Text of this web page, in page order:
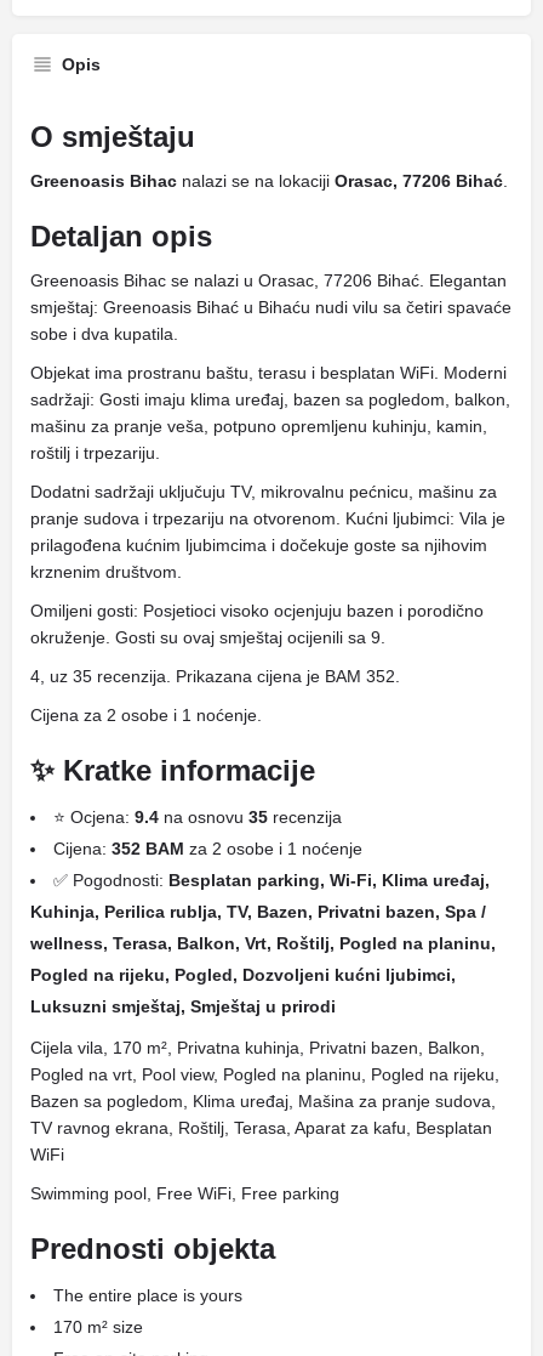
Opis
O smještaju
Greenoasis Bihac nalazi se na lokaciji Orasac, 77206 Bihać
Detaljan opis
Greenoasis Bihac se nalazi u Orasac, 77206 Bihać. Elegantan
smještaj: Greenoasis Bihać u Bihaću nudi vilu sa četiri spavaće
sobe i dva kupatila.
Objekat ima prostranu baštu, terasu i besplatan WiFi. Moderni
sadržaji: Gosti imaju klima uređaj, bazen sa pogledom, balkon,
mašinu za pranje veša, potpuno opremljenu kuhinju, kamin,
roštilj i trpezariju.
Dodatni sadržaji uključuju TV, mikrovalnu pećnicu, mašinu za
pranje sudova i trpezariju na otvorenom. Kućni ljubimci: Vila je
prilagođena kućnim ljubimcima i dočekuje goste sa njihovim
krznenim društvom.
Omiljeni gosti: Posjetioci visoko ocjenjuju bazen i porodično
okruženje. Gosti su ovaj smještaj ocijenili sa 9.
4, uz 35 recenzija. Prikazana cijena je BAM 352.
Cijena za 2 osobe i 1 noćenje.
✨ Kratke informacije
⭐ Ocjena: 9.4 na osnovu 35 recenzija
Cijena: 352 BAM za 2 osobe i 1 noćenje
✅ Pogodnosti: Besplatan parking, Wi-Fi, Klima uređaj,
Kuhinja, Perilica rublja, TV, Bazen, Privatni bazen, Spa /
wellness, Terasa, Balkon, Vrt, Roštilj, Pogled na planinu,
Pogled na rijeku, Pogled, Dozvoljeni kućni ljubimci,
Luksuzni smještaj, Smještaj u prirodi
Cijela vila, 170 m², Privatna kuhinja, Privatni bazen, Balkon,
Pogled na vrt, Pool view, Pogled na planinu, Pogled na rijeku,
Bazen sa pogledom, Klima uređaj, Mašina za pranje sudova,
TV ravnog ekrana, Roštilj, Terasa, Aparat za kafu, Besplatan
WiFi
Swimming pool, Free WiFi, Free parking
Prednosti objekta
The entire place is yours
170 m² size